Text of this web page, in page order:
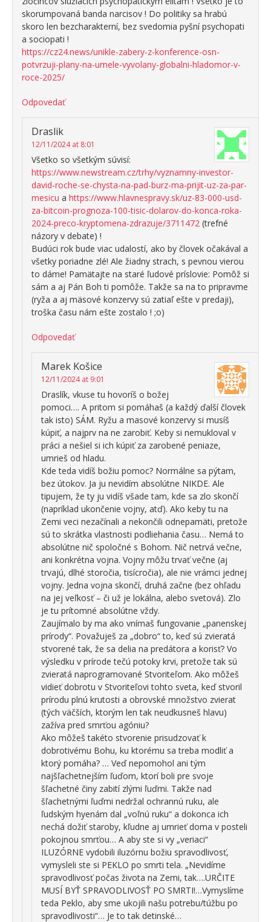
skorumpovaná banda narcisov ! Do politiky sa hrabú
skoro len bezcharakterní, bez svedomia pyšní psychopati
a sociopati !
https://cz24.news/unikle-zabery-z-konference-osn-
potvrzuji-plany-na-umele-vyvolany-globalni-hladomor-v-
roce-2025/
Odpovedať
Draslik
12/11/2024 at 8:01
Všetko so všetkým súvisí:
https://www.newstream.cz/trhy/vyznamny-investor-
david-roche-se-chysta-na-pad-burz-ma-prijit-uz-za-par-
mesicu a https://www.hlavnespravy.sk/uz-83-000-usd-
za-bitcoin-prognoza-100-tisic-dolarov-do-konca-roka-
2024-preco-kryptomena-zdrazuje/3711472 (trefné
názory v debate) !
Budúci rok bude viac udalostí, ako by človek očakával a
všetky poriadne zlé! Ale žiadny strach, s pevnou vierou
to dáme! Pamätajte na staré ľudové príslovie: Pomôž si
sám a aj Pán Boh ti pomôže. Takže sa na to pripravme
(ryža a aj mäsové konzervy sú zatiaľ ešte v predaji),
troška času nám ešte zostalo ! ;o)
Odpovedať
Marek Košice
12/11/2024 at 9:01
Draslík, vkuse tu hovoríš o božej
pomoci…. A pritom si pomáhaš (a každý ďalší človek
tak isto) SÁM. Ryžu a masové konzervy si musíš
kúpiť, a najprv na ne zarobiť. Keby si nemukloval v
práci a nešiel si ich kúpiť za zarobené peniaze,
umrieš od hladu.
Kde teda vidíš božiu pomoc? Normálne sa pýtam,
bez útokov. Ja ju nevidím absolútne NIKDE. Ale
tipujem, že ty ju vidíš všade tam, kde sa zlo skončí
(napríklad ukončenie vojny, atď). Ako keby tu na
Zemi veci nezačínali a nekončili odnepamäti, pretože
sú to skrátka vlastnosti podliehania času… Nemá to
absolútne nič spoločné s Bohom. Nič netrvá večne,
ani konkrétna vojna. Vojny môžu trvať večne (aj
trvajú, dlhé storočia, tisícročia), ale nie vrámci jednej
vojny. Jedna vojna skončí, druhá začne (bez ohľadu
na jej veľkosť – či už je lokálna, alebo svetová). Zlo
je tu prítomné absolútne vždy.
Zaujímalo by ma ako vnímaš fungovanie „panenskej
prírody“. Považuješ za „dobro“ to, keď sú zvieratá
stvorené tak, že sa delia na predátora a korisť? Vo
výsledku v prírode tečú potoky krvi, pretože tak sú
zvieratá naprogramované Stvoriteľom. Ako môžeš
vidieť dobrotu v Stvoriteľovi tohto sveta, keď stvoril
prírodu plnú krutosti a obrovské množstvo zvierat
(tých väčších, ktorým len tak neudkusneš hlavu)
zažíva pred smrťou agóniu?
Ako môžeš takéto stvorenie prisudzovať k
dobrotivému Bohu, ku ktorému sa treba modliť a
ktorý pomáha? … Veď nepomohol ani tým
najšľachetnejším ľuďom, ktorí boli pre svoje
šľachetné činy zabití zlými ľuďmi. Takže nad
šľachetnými ľuďmi nedržal ochrannú ruku, ale
ľudským hyenám dal „voľnú ruku“ a dokonca ich
nechá dožiť staroby, kľudne aj umrieť doma v posteli
pokojnou smrťou… A aby ste si vy „veriaci“
ILUZÓRNE vydobili iluzórnu božiu spravodlivosť,
vymysleli ste si PEKLO po smrti tela. „Nevidíme
spravodlivosť počas života na Zemi, tak….URČITE
MUSÍ BYŤ SPRAVODLIVOSŤ PO SMRTI!…Vymyslíme
teda Peklo, aby sme ukojili našu potrebu/túžbu po
spravodlivosti“… Je to tak detinské…